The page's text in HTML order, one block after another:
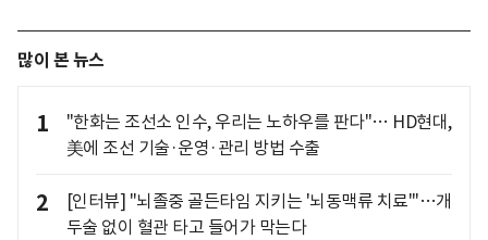
많이 본 뉴스
1
"한화는 조선소 인수, 우리는 노하우를 판다"… HD현대,
美에 조선 기술·운영·관리 방법 수출
2
[인터뷰] "뇌졸중 골든타임 지키는 '뇌동맥류 치료'"…개
두술 없이 혈관 타고 들어가 막는다